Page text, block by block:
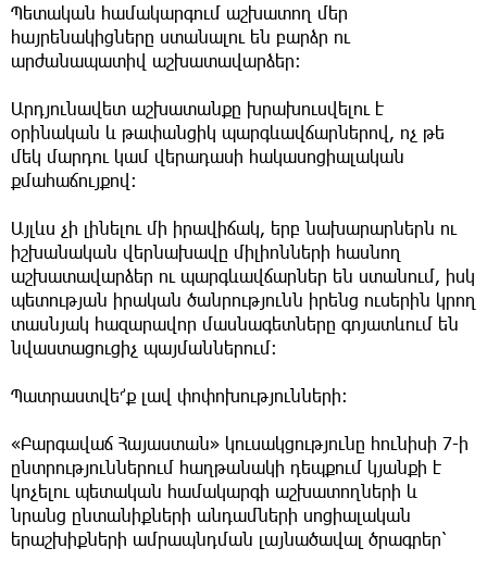
Պետական համակարգում աշխատող մեր
հայրենակիցները ստանալու են բարձր ու
արժանապատիվ աշխատավարձեր։
Արդյունավետ աշխատանքը խրախուսվելու է
օրինական և թափանցիկ պարգևավճարներով, ոչ թե
մեկ մարդու կամ վերադասի հակասոցիալական
քմահաճույքով։
Այլևս չի լինելու մի իրավիճակ, երբ նախարարներն ու
իշխանական վերնախավը միլիոնների հասնող
աշխատավարձեր ու պարգևավճարներ են ստանում, իսկ
պետության իրական ծանրությունն իրենց ուսերին կրող
տասնյակ հազարավոր մասնագետները գոյատևում են
նվաստացուցիչ պայմաններում։
Պատրաստվե՜ք լավ փոփոխությունների։
«Բարգավաճ Հայաստան» կուսակցությունը հունիսի 7-ի
ընտրություններում հաղթանակի դեպքում կյանքի է
կոչելու պետական համակարգի աշխատողների և
նրանց ընտանիքների անդամների սոցիալական
երաշխիքների ամրապնդման լայնածավալ ծրագրեր՝